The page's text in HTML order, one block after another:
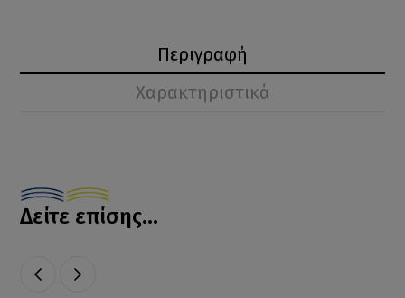
Περιγραφή
Χαρακτηριστικά
Δείτε επίσης...